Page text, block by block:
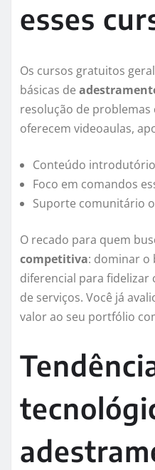
esses
Os cursos gratuitos
básicas de
resolução de
oferecem videoaulas,
Conteúdo
Foco em comandos
Suporte comunitário
O recado para quem
competitiva: dominar o
diferencial para fidelizar
de serviços. Você já
valor ao seu portfólio